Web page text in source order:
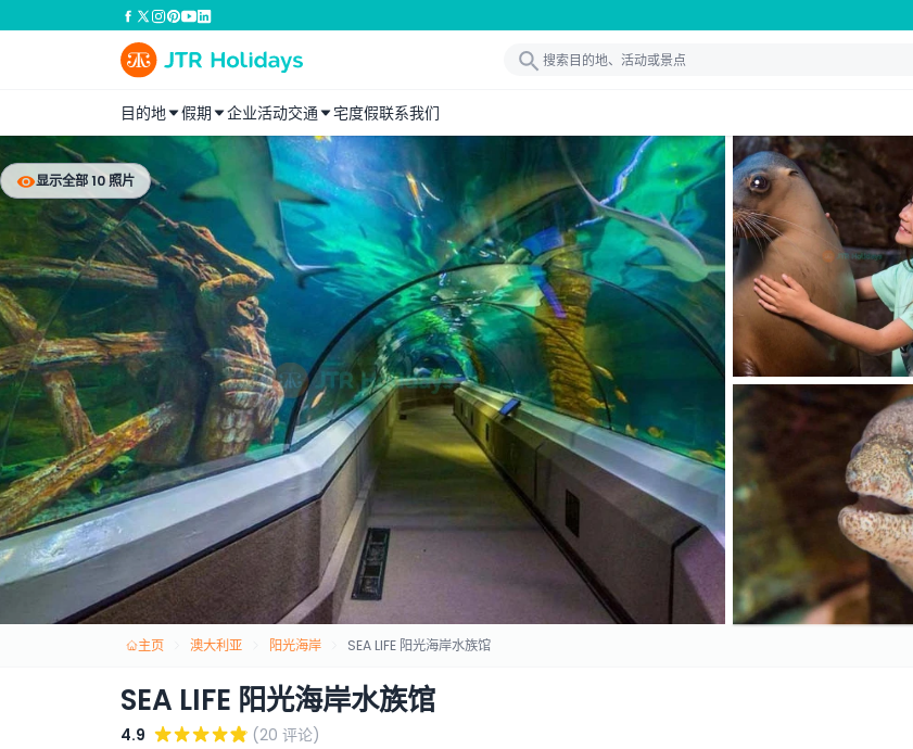
目的地 假期 企业活动交通 宅度假联系我们
显示全部 10 照片
主页 澳大利亚 阳光海岸 SEA LIFE 阳光海岸水族馆
SEA LIFE 阳光海岸水族馆
4.9
(20 评论)